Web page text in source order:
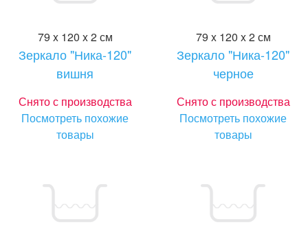
79 x 120 x 2 см
Зеркало "Ника-120"
вишня
Снято с производства
Посмотреть похожие
товары
79 x 120 x 2 см
Зеркало "Ника-120"
черное
Снято с производства
Посмотреть похожие
товары